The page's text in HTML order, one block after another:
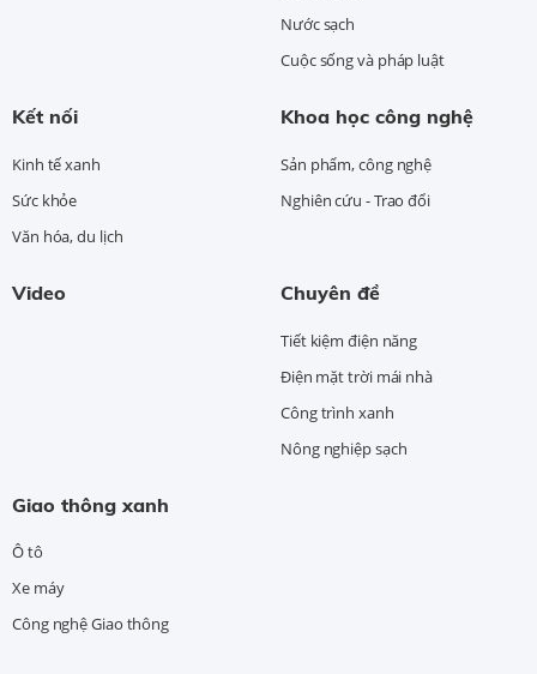
Nước sạch
Cuộc sống và pháp luật
Kết nối
Kinh tế xanh
Sức khỏe
Văn hóa, du lịch
Khoa học công nghệ
Sản phẩm, công nghệ
Nghiên cứu - Trao đổi
Video Chuyên đề
Tiết kiệm điện năng
Điện mặt trời mái nhà
Công trình xanh
Nông nghiệp sạch
Giao thông xanh
Ô tô
Xe máy
Công nghệ Giao thông